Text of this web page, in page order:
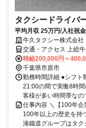
タクシードライバ
平均月収 25万円/入社祝
牛久タクシー株式会社
交通・アクセス 上総
時給200,000円～
千葉県市原市
勤務時間詳細 ●シフト
21:00の間で実働8時
客様が多い時間帯なの
仕事内容 ＼【100年企
100年以上の歴史を持
湊鐵道グループはタ